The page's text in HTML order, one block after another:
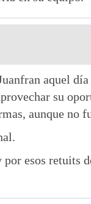
aquel
su
aunque no
esos retuits